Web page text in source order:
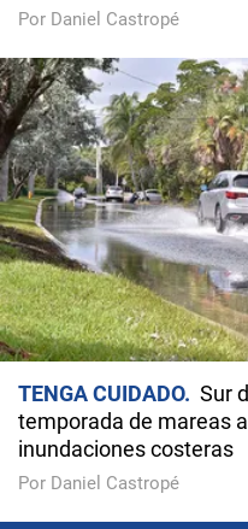
Por Daniel Castropé
TENGA CUIDADO
Sur
temporada de mareas
inundaciones costeras
Por Daniel Castropé